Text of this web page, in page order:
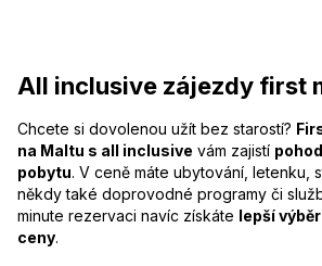
All inclusive zájezdy first
Chcete si dovolenou užít bez starostí?
na Maltu s all inclusive vám zajistí
pobytu. V ceně máte ubytování, letenku,
někdy také doprovodné programy či
minute rezervaci navíc získáte lepší
ceny.